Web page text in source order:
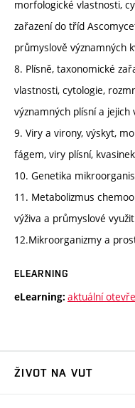
morfologické vlastnosti,
zařazení do tříd
průmyslově významných
8. Plísně, taxonomické
vlastnosti, cytologie,
významných plísní a jejich
9. Viry a virony, výskyt,
fágem, viry plísní,
10. Genetika
11. Metabolizmus
výživa a průmyslové
12.Mikroorganizmy a
ELEARNING
eLearning: aktuální
ŽIVOT NA VUT